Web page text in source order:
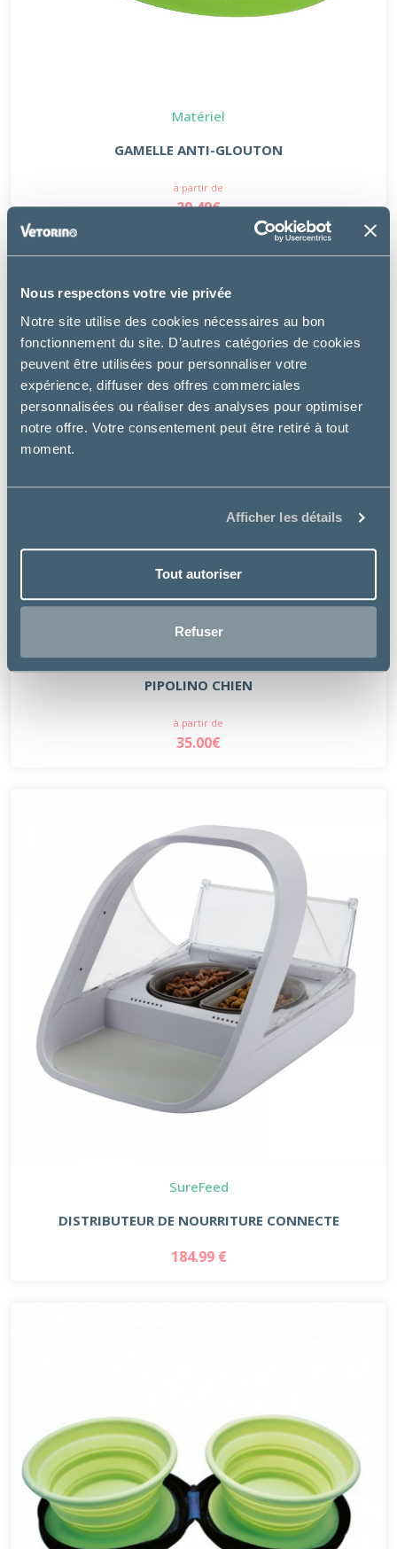
Nous respectons votre vie privée
Notre site utilise des cookies nécessaires au bon
fonctionnement du site. D’autres catégories de cookies
peuvent être utilisées pour personnaliser votre
expérience, diffuser des offres commerciales
personnalisées ou réaliser des analyses pour optimiser
notre offre. Votre consentement peut être retiré à tout
moment.
Afficher les détails
Tout autoriser
Refuser
Matériel
GAMELLE ANTI-GLOUTON
à partir de
29.49€
PIPOLINO CHIEN
à partir de
35.00€
SureFeed
DISTRIBUTEUR DE NOURRITURE CONNECTE
184.99 €